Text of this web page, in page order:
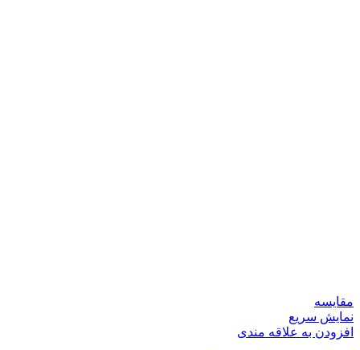
مقايسه
نمایش سریع
افزودن به علاقه مندی